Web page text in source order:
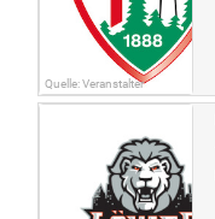
Quelle: Veranstalter